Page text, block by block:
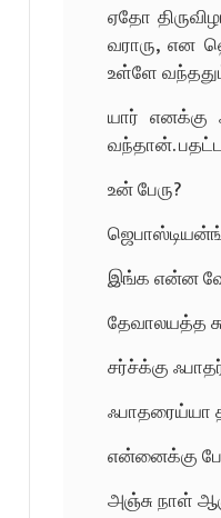
ஏதோ
வராரு, என
உள்ளே
யார் எனக்கு
வந்தான்.
உன் பேரு?
இங்க என்ன
தேவாலயத்த
சர்ச்க்கு
ஃபாதரைய்யா
என்னைக்கு
அஞ்சு நாள்